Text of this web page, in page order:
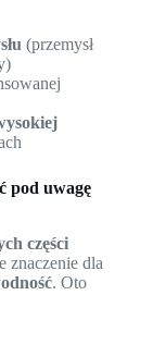
(przemysł
pod uwagę
części
znaczenie dla
. Oto